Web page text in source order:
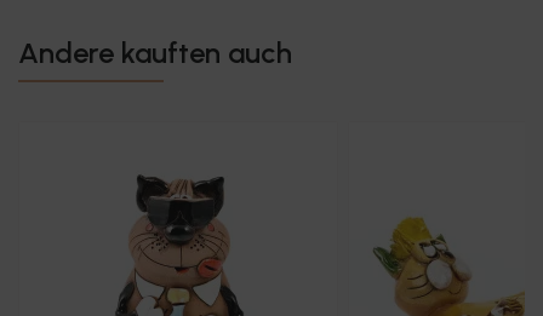
Andere kauften auch